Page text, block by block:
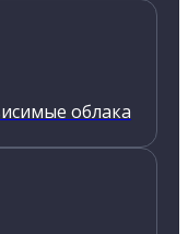
облака